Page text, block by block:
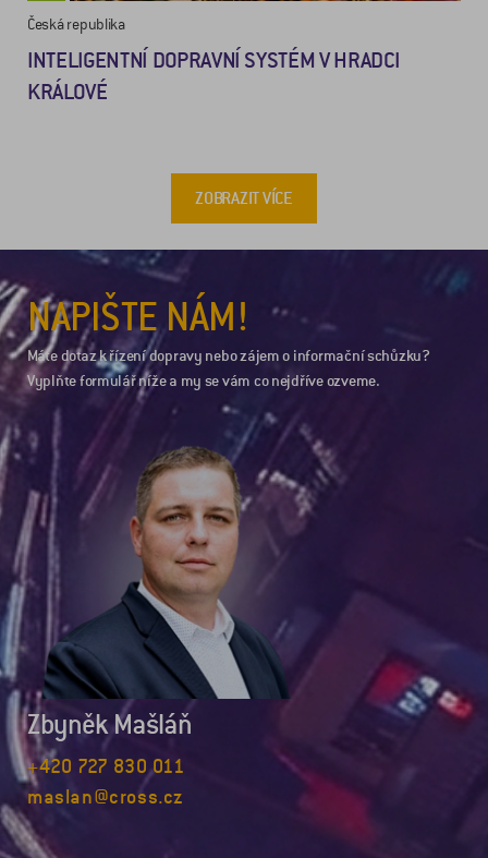
Česká republika
INTELIGENTNÍ DOPRAVNÍ SYSTÉM V HRADCI
KRÁLOVÉ
ZOBRAZIT VÍCE
NAPIŠTE NÁM!
Máte dotaz k řízení dopravy nebo zájem o informační schůzku?
Vyplňte formulář níže a my se vám co nejdříve ozveme.
Zbyněk Mašláň
+420 727 830 011
maslan@cross.cz